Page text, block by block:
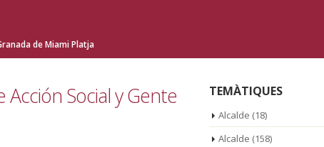
de Miami Platja
Social y Gente
TEMÀTIQUES
Alcalde (18)
Alcalde (158)